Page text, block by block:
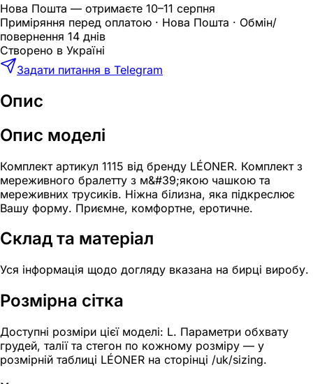
Нова Пошта — отримаєте 10–11 серпня
Приміряння перед оплатою · Нова Пошта · Обмін/
повернення 14 днів
Створено в Україні
Задати питання в Telegram
Опис
Опис моделі
Комплект артикул 1115 від бренду LÉONER. Комплект з
мереживного бралетту з м&#39;якою чашкою та
мереживних трусиків. Ніжна білизна, яка підкреслює
Вашу форму. Приємне, комфортне, еротичне.
Склад та матеріал
Уся інформація щодо догляду вказана на бирці виробу.
Розмірна сітка
Доступні розміри цієї моделі: L. Параметри обхвату
грудей, талії та стегон по кожному розміру — у
розмірній таблиці LÉONER на сторінці /uk/sizing.